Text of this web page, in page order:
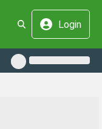
Login